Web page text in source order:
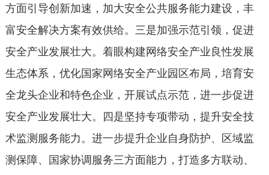
方面引导创新加速，加大安全公共服务能力建设，丰
富安全解决方案有效供给。三是加强示范引领，促进
安全产业发展壮大。着眼构建网络安全产业良性发展
生态体系，优化国家网络安全产业园区布局，培育安
全龙头企业和特色企业，开展试点示范，进一步促进
安全产业发展壮大。四是坚持专项带动，提升安全技
术监测服务能力。进一步提升企业自身防护、区域监
测保障、国家协调服务三方面能力，打造多方联动、